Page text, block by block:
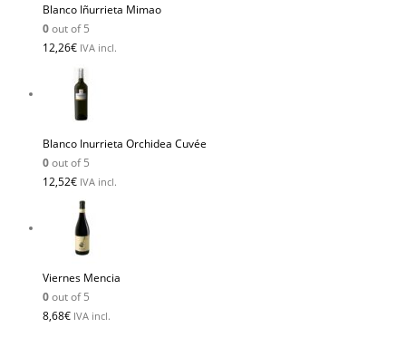
Blanco Iñurrieta Mimao
0out of 5
12,26€ IVA incl.
Blanco Inurrieta Orchidea Cuvée
0out of 5
12,52€ IVA incl.
Viernes Mencia
0out of 5
8,68€ IVA incl.